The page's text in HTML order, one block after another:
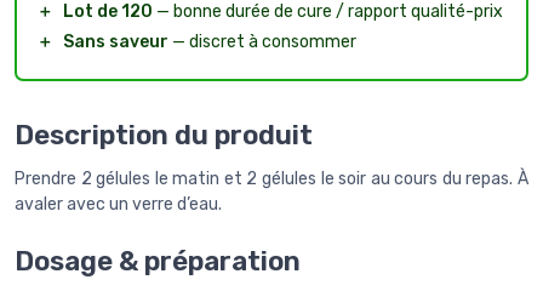
＋
Lot de 120 — bonne durée de cure / rapport qualité-prix
＋
Sans saveur — discret à consommer
Description du produit
Prendre 2 gélules le matin et 2 gélules le soir au cours du repas. À
avaler avec un verre d’eau.
Dosage & préparation